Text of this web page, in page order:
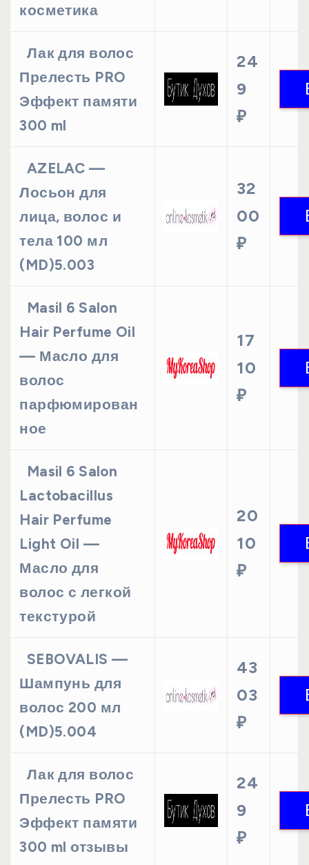
косметика
Лак для волос
Прелесть PRO
Эффект памяти
300 ml
24
9
₽
AZELAC —
Лосьон для
лица, волос и
тела 100 мл
(MD)5.003
32
00
₽
Masil 6 Salon
Hair Perfume Oil
— Масло для
волос
парфюмирован
ное
17
10
₽
Masil 6 Salon
Lactobacillus
Hair Perfume
Light Oil —
Масло для
волос с легкой
текстурой
20
10
₽
SEBOVALIS —
Шампунь для
волос 200 мл
(MD)5.004
43
03
₽
Лак для волос
Прелесть PRO
Эффект памяти
300 ml отзывы
24
9
₽